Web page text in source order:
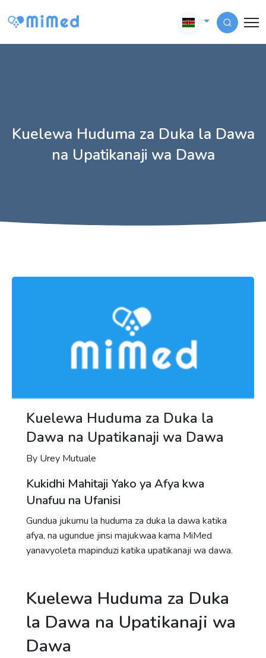
Kuelewa Huduma za Duka la Dawa
na Upatikanaji wa Dawa
Kuelewa Huduma za Duka la
Dawa na Upatikanaji wa Dawa
By Urey Mutuale
Kukidhi Mahitaji Yako ya Afya kwa
Unafuu na Ufanisi
Gundua jukumu la huduma za duka la dawa katika
afya, na ugundue jinsi majukwaa kama MiMed
yanavyoleta mapinduzi katika upatikanaji wa dawa.
Kuelewa Huduma za Duka
la Dawa na Upatikanaji wa
Dawa